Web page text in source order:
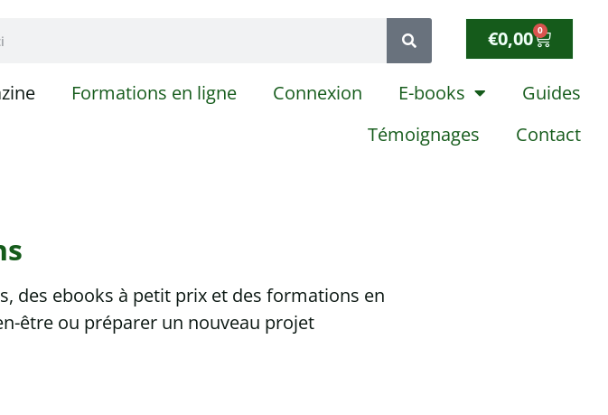
€0,00 0
Formations en ligne Connexion E-books
Guides
Témoignages
Contact
des ebooks à petit prix et des formations en
être ou préparer un nouveau projet